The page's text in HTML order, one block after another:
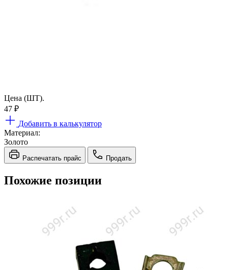
Цена (ШТ).
47 ₽
Добавить в калькулятор
Материал:
Золото
Распечатать прайс Продать
Похожие позиции